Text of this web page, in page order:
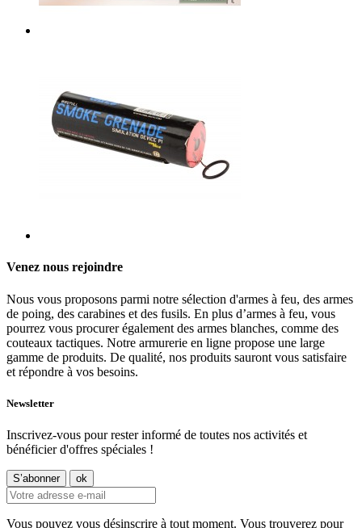
Venez nous rejoindre
Nous vous proposons parmi notre sélection d'armes à feu, des armes
de poing, des carabines et des fusils. En plus d’armes à feu, vous
pourrez vous procurer également des armes blanches, comme des
couteaux tactiques. Notre armurerie en ligne propose une large
gamme de produits. De qualité, nos produits sauront vous satisfaire
et répondre à vos besoins.
Newsletter
Inscrivez-vous pour rester informé de toutes nos activités et
bénéficier d'offres spéciales !
Vous pouvez vous désinscrire à tout moment. Vous trouverez pour